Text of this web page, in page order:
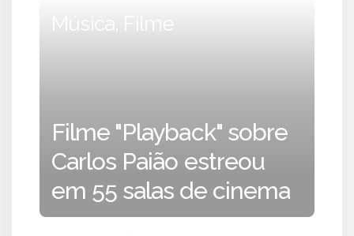
Música, Filme
Filme "Playback" sobre
Carlos Paião estreou
em 55 salas de cinema